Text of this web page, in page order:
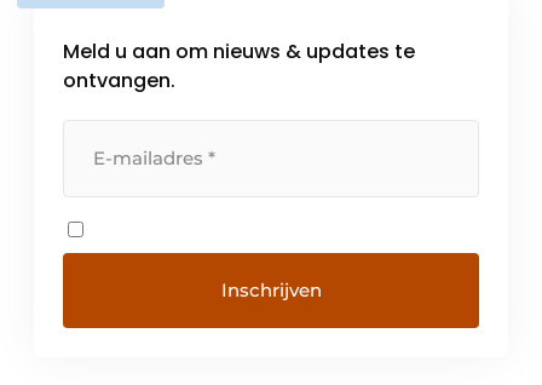
Meld u aan om nieuws & updates te
ontvangen.